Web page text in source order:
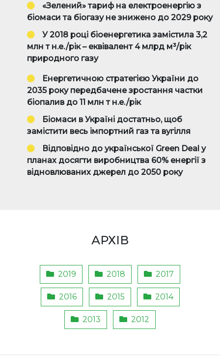
«Зелений» тариф на електроенергію з
біомаси та біогазу не знижено до 2029 року
У 2018 році біоенергетика замістила 3,2
млн т н.е./рік– еквівалент 4 млрд м³/рік
природного газу
Енергетичною стратегією України до
2035 року передбачене зростання частки
біопалив до 11 млн т н.е./рік
Біомаси в Україні достатньо, щоб
замістити весь імпортний газ та вугілля
Відповідно до української Green Deal у
планах досягти виробництва 60%енергії з
відновлюваних джерел до 2050 року
АРХІВ
2019 2018 2017
2016 2015 2014
2013 2012